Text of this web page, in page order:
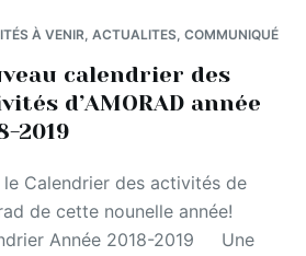
À VENIR,ACTUALITES,COMMUNIQUÉ
calendrier des
d’AMORAD année
2019
le Calendrier des activités de
de cette nounelle année!
Année 2018-2019 Une